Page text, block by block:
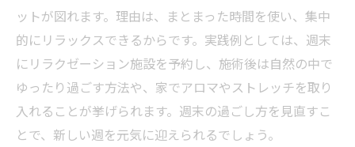
ットが図れます。理由は、まとまった時間を使い、集中
的にリラックスできるからです。実践例としては、週末
にリラクゼーション施設を予約し、施術後は自然の中で
ゆったり過ごす方法や、家でアロマやストレッチを取り
入れることが挙げられます。週末の過ごし方を見直すこ
とで、新しい週を元気に迎えられるでしょう。